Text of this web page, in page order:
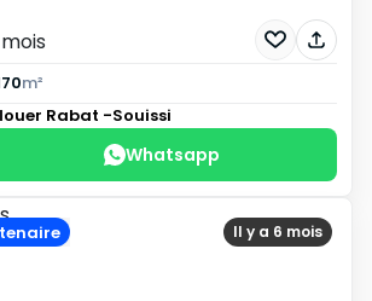
m²
Rabat -Souissi
Whatsapp
Il y a 6 mois